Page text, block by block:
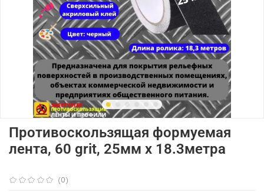
(0)
Противоскользящая формуемая
лента, 60 grit, 25мм х 18.3метра